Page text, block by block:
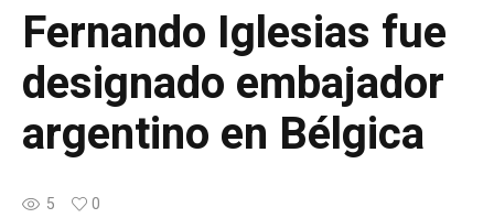
Fernando Iglesias fue
designado embajador
argentino en Bélgica
5 0